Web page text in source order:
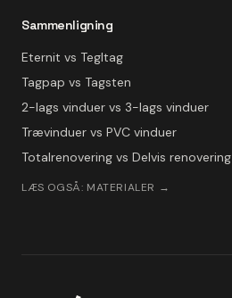
Sammenligning
Eternit vs Tegltag
Tagpap vs Tagsten
2-lags vinduer vs 3-lags vinduer
Trævinduer vs PVC vinduer
Totalrenovering vs Delvis renovering
LÆS OGSÅ: MATERIALER →